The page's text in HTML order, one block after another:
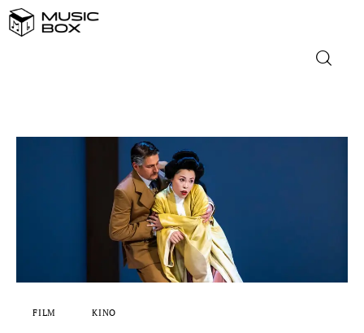
DOMAĆA GLAZBA
STRANA GLAZBA
MUSIC BOX
FILM KINO